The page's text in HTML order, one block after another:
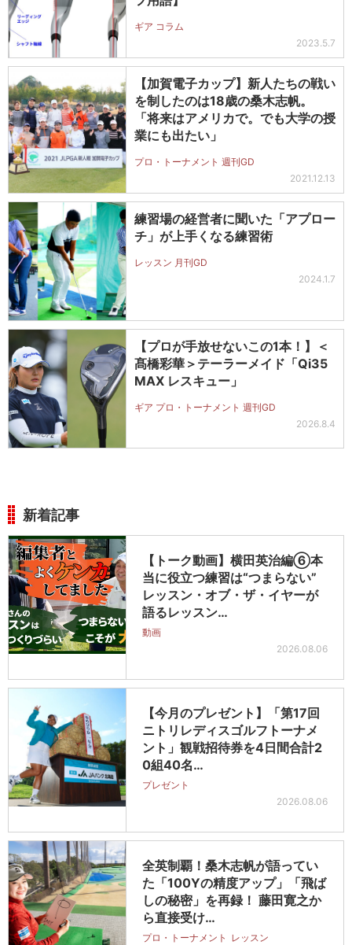
ギア コラム
2023.5.7
【加賀電子カップ】新人たちの戦い
を制したのは18歳の桑木志帆。
「将来はアメリカで。でも大学の授
業にも出たい」
プロ・トーナメント 週刊GD
2021.12.13
練習場の経営者に聞いた「アプロー
チ」が上手くなる練習術
レッスン 月刊GD
2024.1.7
【プロが手放せないこの1本！】＜
髙橋彩華＞テーラーメイド「Qi35
MAX レスキュー」
ギア プロ・トーナメント 週刊GD
2026.8.4
新着記事
【トーク動画】横田英治編⑥本
当に役立つ練習は“つまらない”
レッスン・オブ・ザ・イヤーが
語るレッスン…
動画
2026.08.06
【今月のプレゼント】「第17回
ニトリレディスゴルフトーナメ
ント」観戦招待券を4日間合計2
0組40名…
プレゼント
2026.08.06
全英制覇！桑木志帆が語ってい
た「100Yの精度アップ」「飛ば
しの秘密」を再録！ 藤田寛之か
ら直接受け…
プロ・トーナメント レッスン